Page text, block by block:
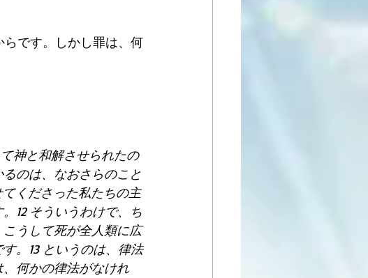
らです。しかし罪は、何
神と和解させられたの
のは、なおさらのこと
くださった私たちの主
12 そういうわけで、ち
うして死が全人類に広
。13 というのは、律法
何かの律法がなけれ